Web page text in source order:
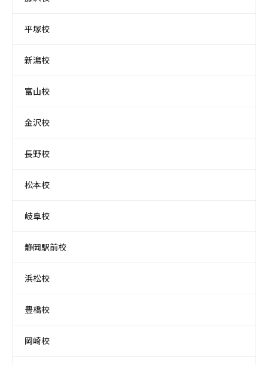
平塚校
新潟校
富山校
金沢校
長野校
松本校
岐阜校
静岡駅前校
浜松校
豊橋校
岡崎校